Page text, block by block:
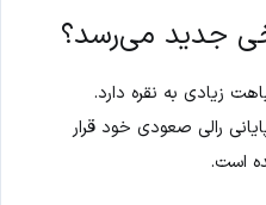
جدید می‌رسد؟
زیادی به نقره دارد.
رالی صعودی خود قرار